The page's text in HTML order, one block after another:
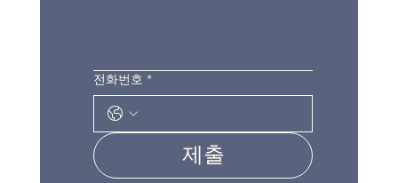
전화번호 *
제출